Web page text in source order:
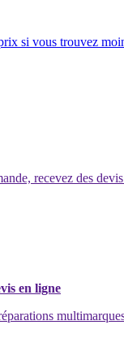
si vous trouvez
recevez des
en ligne